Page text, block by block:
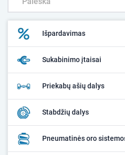
Išpardavimas
Sukabinimo įtaisai
Priekabų ašių dalys
Stabdžių dalys
Pneumatinės oro